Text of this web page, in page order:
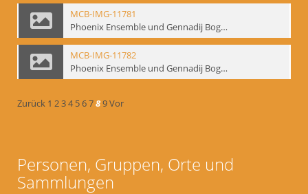
MCB-IMG-11781
Phoenix Ensemble und Gennadij Bogdanow; BM-img-105-7
MCB-IMG-11782
Phoenix Ensemble und Gennadij Bogdanow; BM-img-105-8
Zurück 1 234 56789Vor
Personen, Gruppen, Orte und
Sammlungen